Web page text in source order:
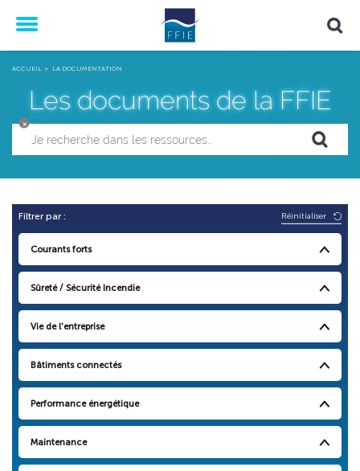
ACCUEIL
LA DOCUMENTATION
Les documents de la FFIE
×
Filtrer par : Réinitialiser
Courants forts
Sûreté / Sécurité Incendie
Vie de l'entreprise
Bâtiments connectés
Performance énergétique
Maintenance